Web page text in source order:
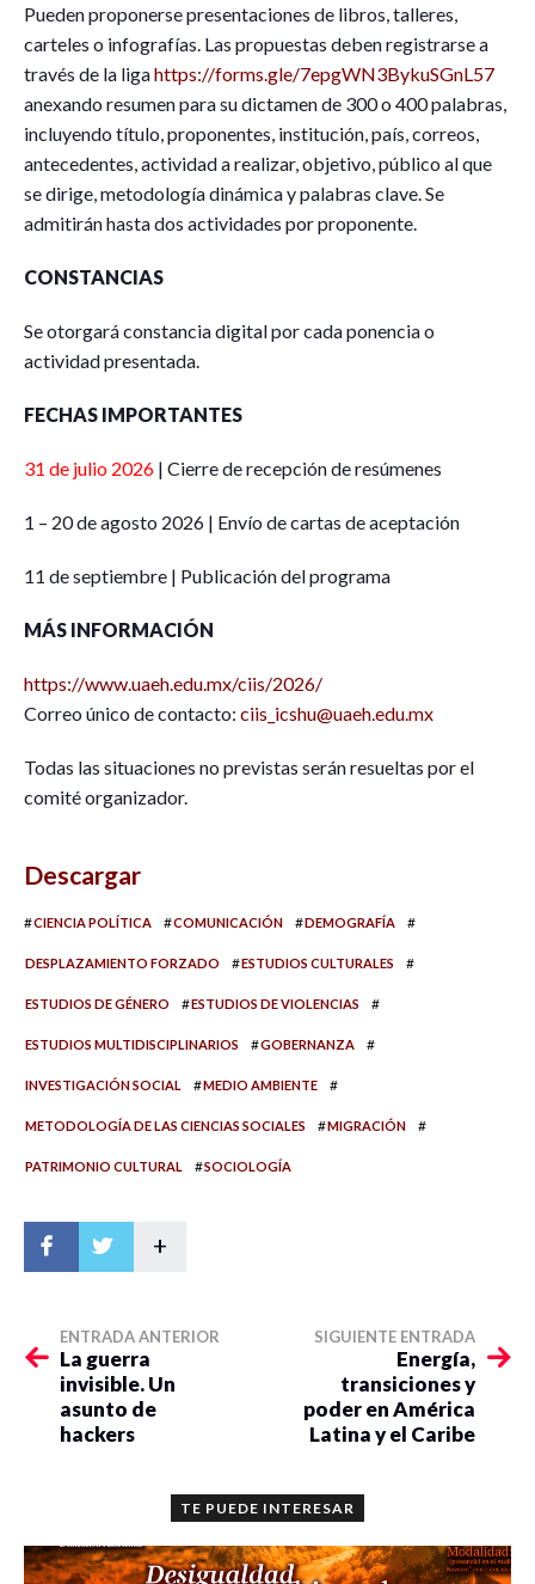
Pueden proponerse presentaciones de libros, talleres,
carteles o infografías. Las propuestas deben registrarse a
través de la ligahttps://forms.gle/7epgWN3BykuSGnL57
anexando resumen para su dictamen de 300 o 400 palabras,
incluyendo título, proponentes, institución, país, correos,
antecedentes, actividad a realizar, objetivo, público al que
se dirige, metodología dinámica y palabras clave. Se
admitirán hasta dos actividades por proponente.
CONSTANCIAS
Se otorgará constancia digital por cada ponencia o
actividad presentada.
FECHAS IMPORTANTES
31 de julio 2026 | Cierre de recepción de resúmenes
1 – 20 de agosto 2026 | Envío de cartas de aceptación
11 de septiembre | Publicación del programa
MÁS INFORMACIÓN
https://www.uaeh.edu.mx/ciis/2026/
Correo único de contacto: ciis_icshu@uaeh.edu.mx
Todas las situaciones no previstas serán resueltas por el
comité organizador.
Descargar
#CIENCIA POLÍTICA #COMUNICACIÓN #DEMOGRAFÍA #
DESPLAZAMIENTO FORZADO #ESTUDIOS CULTURALES #
ESTUDIOS DE GÉNERO #ESTUDIOS DE VIOLENCIAS #
ESTUDIOS MULTIDISCIPLINARIOS #GOBERNANZA #
INVESTIGACIÓN SOCIAL #MEDIO AMBIENTE #
METODOLOGÍA DE LAS CIENCIAS SOCIALES #MIGRACIÓN #
PATRIMONIO CULTURAL #SOCIOLOGÍA
+
ENTRADA ANTERIOR
La guerra
invisible. Un
asunto de
hackers
SIGUIENTE ENTRADA
Energía,
transiciones y
poder en América
Latina y el Caribe
TE PUEDE INTERESAR